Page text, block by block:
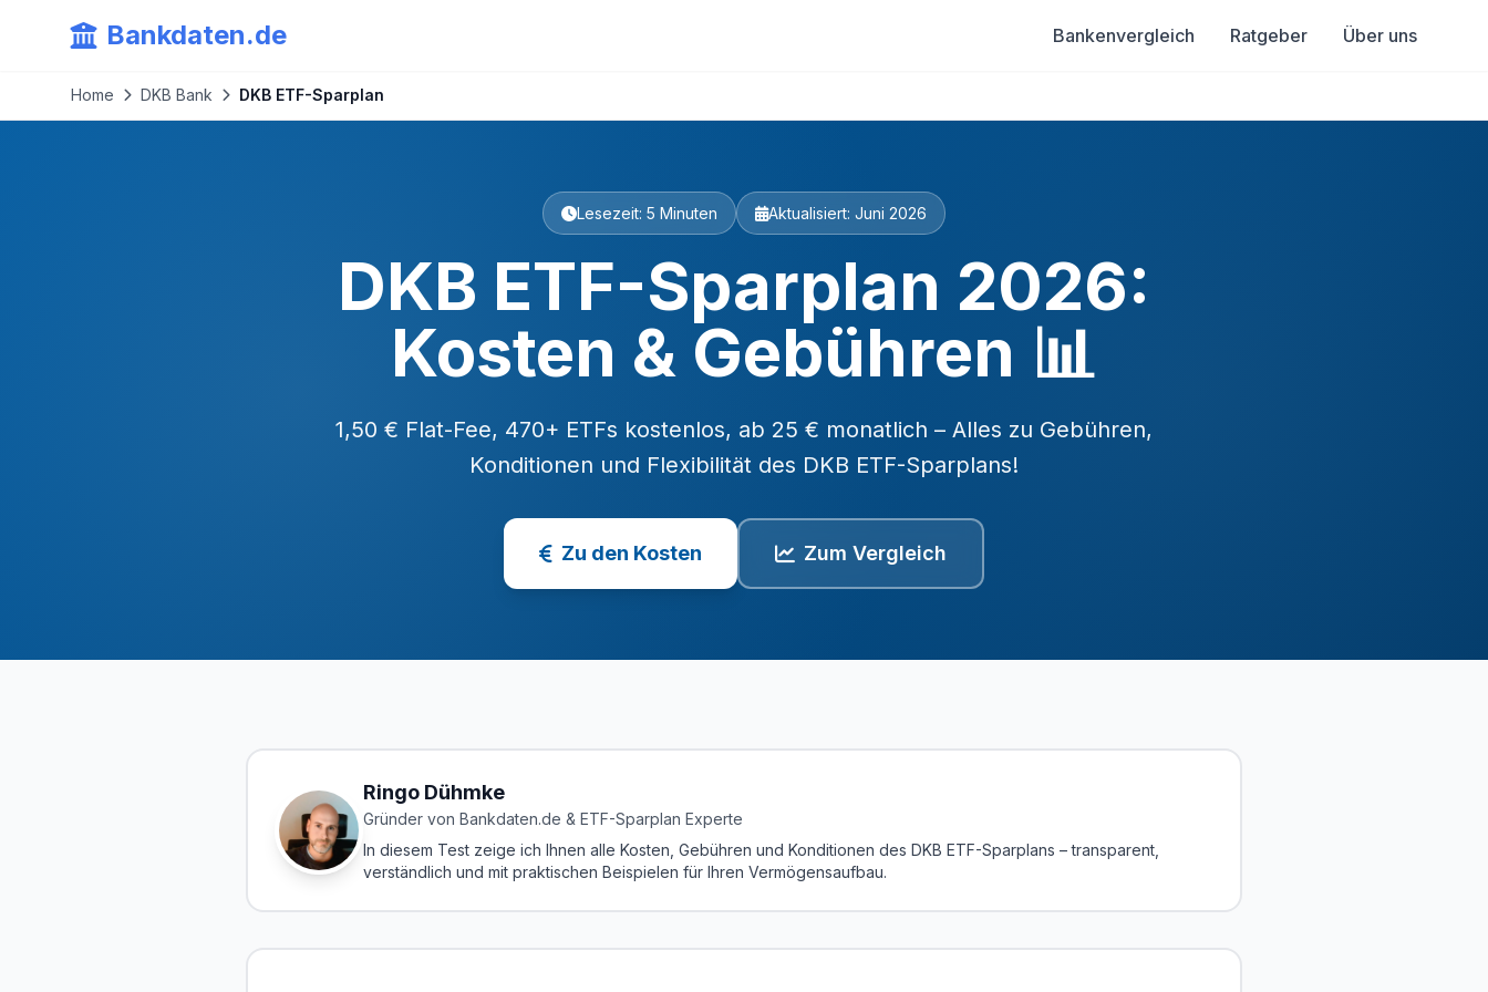
Bankdaten.de Bankenvergleich Ratgeber Über uns
Home DKB Bank DKB ETF-Sparplan
Lesezeit: 5 Minuten Aktualisiert: Juni 2026
DKB ETF-Sparplan 2026:
Kosten & Gebühren 📊
1,50 € Flat-Fee, 470+ ETFs kostenlos, ab 25 € monatlich – Alles zu Gebühren,
Konditionen und Flexibilität des DKB ETF-Sparplans!
Zu den Kosten Zum Vergleich
Ringo Dühmke
Gründer von Bankdaten.de & ETF-Sparplan Experte
In diesem Test zeige ich Ihnen alle Kosten, Gebühren und Konditionen des DKB ETF-Sparplans – transparent,
verständlich und mit praktischen Beispielen für Ihren Vermögensaufbau.